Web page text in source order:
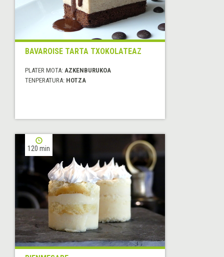
BAVAROISE TARTA TXOKOLATEAZ
PLATER MOTA: AZKENBURUKOA
TENPERATURA: HOTZA
120 min